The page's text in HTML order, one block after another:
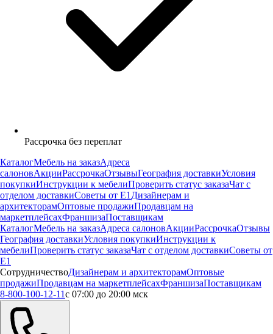
Рассрочка без переплат
КаталогМебель на заказАдреса
салоновАкцииРассрочкаОтзывыГеография доставкиУсловия
покупкиИнструкции к мебелиПроверить статус заказаЧат с
отделом доставкиСоветы от Е1 Дизайнерам и
архитекторамОптовые продажиПродавцам на
маркетплейсахФраншизаПоставщикам
КаталогМебель на заказАдреса салоновАкцииРассрочкаОтзывы
География доставкиУсловия покупкиИнструкции к
мебелиПроверить статус заказаЧат с отделом доставкиСоветы от
Е1
СотрудничествоДизайнерам и архитекторамОптовые
продажиПродавцам на маркетплейсахФраншизаПоставщикам
8-800-100-12-11с 07:00 до 20:00 мск